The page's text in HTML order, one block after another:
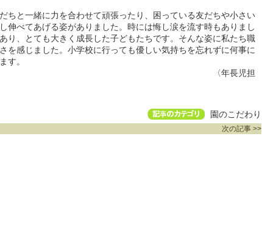
ちと一緒に力を合わせて頑張ったり、困っている友だちや小さい
伸べてあげる姿がありました。時には悔し涙を流す時もありまし
り、とても大きく成長した子どもたちです。そんな姿に私たち職
を感じました。小学校に行っても優しい気持ちを忘れずに何事に
す。
長児担
園のこだわり
次の記事 >>